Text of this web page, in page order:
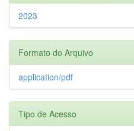
2023
Formato do Arquivo
application/pdf
Tipo de Acesso